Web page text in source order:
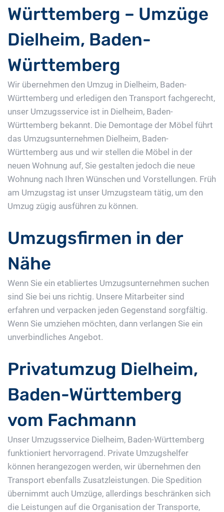
Württemberg – Umzüge
Dielheim, Baden-
Württemberg
Wir übernehmen den Umzug in Dielheim, Baden-
Württemberg und erledigen den Transport fachgerecht,
unser Umzugsservice ist in Dielheim, Baden-
Württemberg bekannt. Die Demontage der Möbel führt
das Umzugsunternehmen Dielheim, Baden-
Württemberg aus und wir stellen die Möbel in der
neuen Wohnung auf, Sie gestalten jedoch die neue
Wohnung nach Ihren Wünschen und Vorstellungen. Früh
am Umzugstag ist unser Umzugsteam tätig, um den
Umzug zügig ausführen zu können.
Umzugsfirmen in der
Nähe
Wenn Sie ein etabliertes Umzugsunternehmen suchen
sind Sie bei uns richtig. Unsere Mitarbeiter sind
erfahren und verpacken jeden Gegenstand sorgfältig.
Wenn Sie umziehen möchten, dann verlangen Sie ein
unverbindliches Angebot.
Privatumzug Dielheim,
Baden-Württemberg
vom Fachmann
Unser Umzugsservice Dielheim, Baden-Württemberg
funktioniert hervorragend. Private Umzugshelfer
können herangezogen werden, wir übernehmen den
Transport ebenfalls Zusatzleistungen. Die Spedition
übernimmt auch Umzüge, allerdings beschränken sich
die Leistungen auf die Organisation der Transporte,